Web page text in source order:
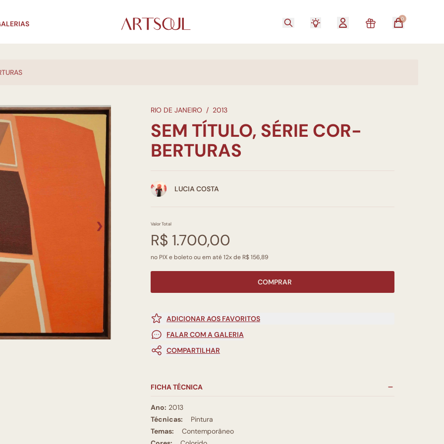
0
❯
RIO DE JANEIRO / 2013
SEM TÍTULO, SÉRIE COR-
BERTURAS
LUCIA COSTA
Valor Total
R$ 1.700,00
no PIX e boleto ou em até 12x de R$ 156,89
COMPRAR
ADICIONAR AOS FAVORITOS
FALAR COM A GALERIA
COMPARTILHAR
FICHA TÉCNICA
Ano: 2013
Técnicas:
Pintura
Temas:
Contemporâneo